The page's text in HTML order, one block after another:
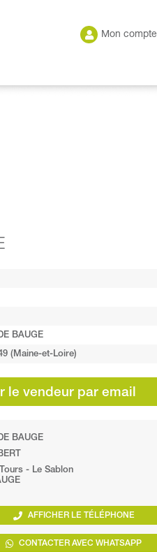
Mon compte
BAUGE
(Maine-et-Loire)
le vendeur par email
BAUGE
- Le Sablon
AFFICHER LE TÉLÉPHONE
CONTACTER AVEC WHATSAPP